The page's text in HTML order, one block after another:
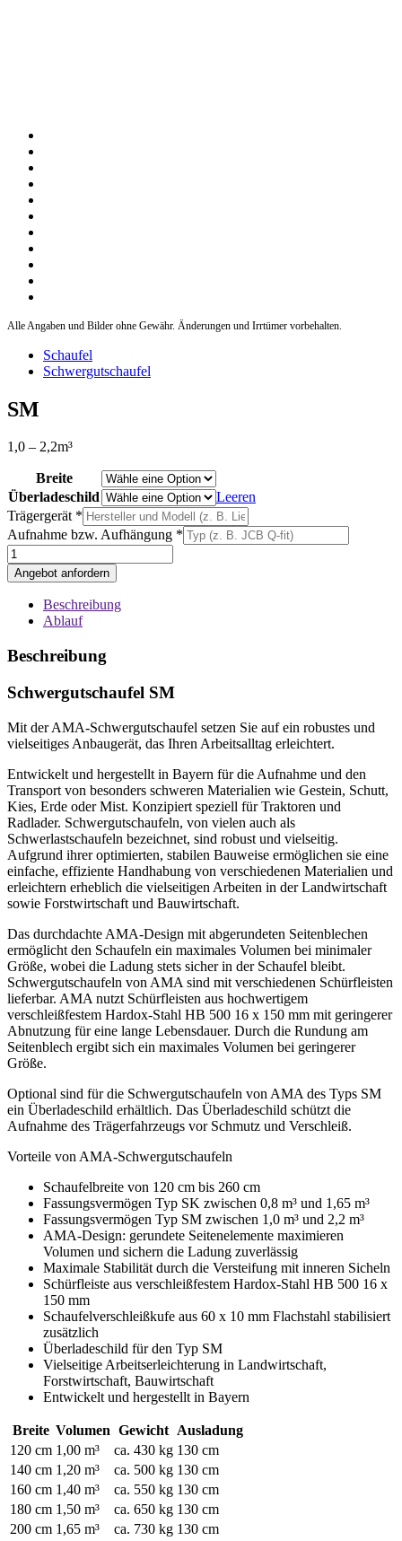
Alle Angaben und Bilder ohne Gewähr. Änderungen und Irrtümer vorbehalten.
Schaufel
Schwergutschaufel
SM
1,0 – 2,2m³
Breite
Überladeschild
Leeren
Trägergerät *
Aufnahme bzw. Aufhängung *
SM
Menge
Angebot anfordern
Beschreibung
Ablauf
Beschreibung
Schwergutschaufel SM
Mit der AMA-Schwergutschaufel setzen Sie auf ein robustes und
vielseitiges Anbaugerät, das Ihren Arbeitsalltag erleichtert.
Entwickelt und hergestellt in Bayern für die Aufnahme und den
Transport von besonders schweren Materialien wie Gestein, Schutt,
Kies, Erde oder Mist. Konzipiert speziell für Traktoren und
Radlader. Schwergutschaufeln, von vielen auch als
Schwerlastschaufeln bezeichnet, sind robust und vielseitig.
Aufgrund ihrer optimierten, stabilen Bauweise ermöglichen sie eine
einfache, effiziente Handhabung von verschiedenen Materialien und
erleichtern erheblich die vielseitigen Arbeiten in der Landwirtschaft
sowie Forstwirtschaft und Bauwirtschaft.
Das durchdachte AMA-Design mit abgerundeten Seitenblechen
ermöglicht den Schaufeln ein maximales Volumen bei minimaler
Größe, wobei die Ladung stets sicher in der Schaufel bleibt.
Schwergutschaufeln von AMA sind mit verschiedenen Schürfleisten
lieferbar. AMA nutzt Schürfleisten aus hochwertigem
verschleißfestem Hardox-Stahl HB 500 16 x 150 mm mit geringerer
Abnutzung für eine lange Lebensdauer. Durch die Rundung am
Seitenblech ergibt sich ein maximales Volumen bei geringerer
Größe.
Optional sind für die Schwergutschaufeln von AMA des Typs SM
ein Überladeschild erhältlich. Das Überladeschild schützt die
Aufnahme des Trägerfahrzeugs vor Schmutz und Verschleiß.
Vorteile von AMA-Schwergutschaufeln
Schaufelbreite von 120 cm bis 260 cm
Fassungsvermögen Typ SK zwischen 0,8 m³ und 1,65 m³
Fassungsvermögen Typ SM zwischen 1,0 m³ und 2,2 m³
AMA-Design: gerundete Seitenelemente maximieren
Volumen und sichern die Ladung zuverlässig
Maximale Stabilität durch die Versteifung mit inneren Sicheln
Schürfleiste aus verschleißfestem Hardox-Stahl HB 500 16 x
150 mm
Schaufelverschleißkufe aus 60 x 10 mm Flachstahl stabilisiert
zusätzlich
Überladeschild für den Typ SM
Vielseitige Arbeitserleichterung in Landwirtschaft,
Forstwirtschaft, Bauwirtschaft
Entwickelt und hergestellt in Bayern
Breite Volumen Gewicht Ausladung
120 cm 1,00 m³ ca. 430 kg 130 cm
140 cm 1,20 m³ ca. 500 kg 130 cm
160 cm 1,40 m³ ca. 550 kg 130 cm
180 cm 1,50 m³ ca. 650 kg 130 cm
200 cm 1,65 m³ ca. 730 kg 130 cm